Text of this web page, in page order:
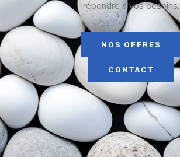
répondre à vos besoins.
NOS OFFRES
CONTACT